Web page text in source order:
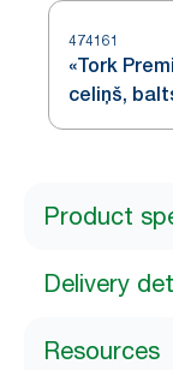
474161
«Tork
celiņš,
Product
Delivery
Resources